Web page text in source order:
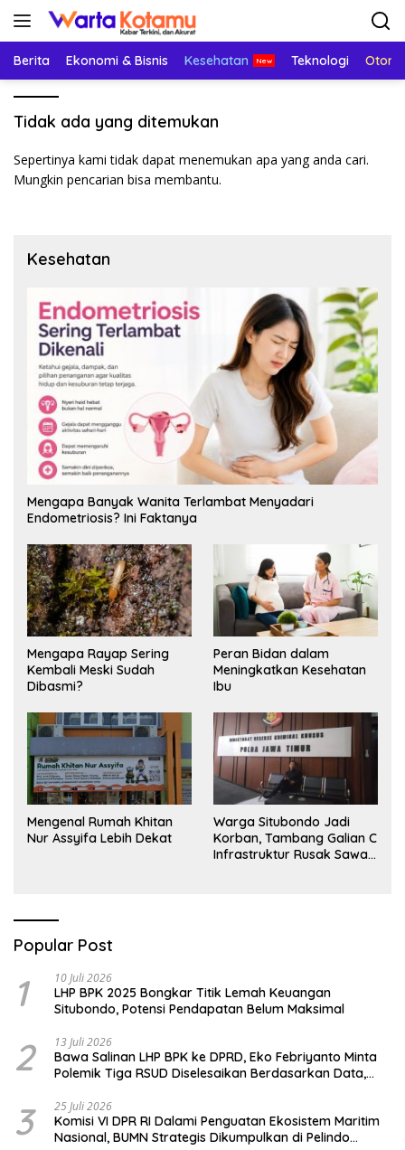
Langsung
Berita Ekonomi & Bisnis Kesehatan Teknologi
Tidak ada yang ditemukan
Sepertinya kami tidak dapat menemukan apa yang anda cari.
Mungkin pencarian bisa membantu.
Kesehatan
Mengapa Banyak Wanita Terlambat Menyadari
Endometriosis? Ini Faktanya
Mengapa Rayap Sering
Kembali Meski Sudah
Dibasmi?
Peran Bidan dalam
Meningkatkan Kesehatan
Ibu
Mengenal Rumah Khitan
Nur Assyifa Lebih Dekat
Warga Situbondo Jadi
Korban, Tambang Galian C
Infrastruktur Rusak Sawah
Popular Post
1 10 Juli 2026
LHP BPK 2025 Bongkar Titik Lemah Keuangan
Situbondo, Potensi Pendapatan Belum Maksimal
2 13 Juli 2026
Bawa Salinan LHP BPK ke DPRD, Eko Febriyanto Minta
Polemik Tiga RSUD Diselesaikan Berdasarkan Data,
3 25 Juli 2026
Komisi VI DPR RI Dalami Penguatan Ekosistem Maritim
Nasional, BUMN Strategis Dikumpulkan di Pelindo